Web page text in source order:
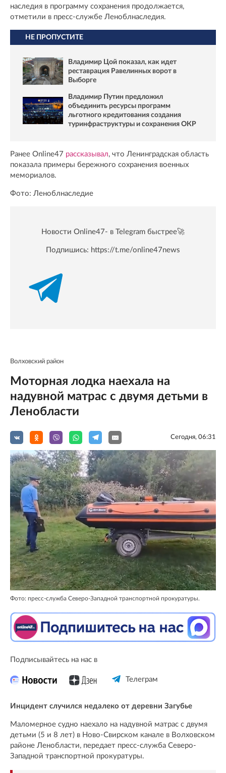
наследия в программу сохранения продолжается,
отметили в пресс-службе Леноблнаследия.
НЕ ПРОПУСТИТЕ
Владимир Цой показал, как идет
реставрация Равелинных ворот в
Выборге
Владимир Путин предложил
объединить ресурсы программ
льготного кредитования создания
туринфраструктуры и сохранения ОКР
Ранее Online47 рассказывал, что Ленинградская область
показала примеры бережного сохранения военных
мемориалов.
Фото: Леноблнаследие
Новости Online47- в Telegram быстрее🚀
Подпишись: https://t.me/online47news
Волховский район
Моторная лодка наехала на
надувной матрас с двумя детьми в
Ленобласти
Сегодня, 06:31
Фото: пресс-служба Северо-Западной транспортной прокуратуры.
Подписывайтесь на нас в
Телеграм
Инцидент случился недалеко от деревни Загубье
Маломерное судно наехало на надувной матрас с двумя
детьми (5 и 8 лет) в Ново-Свирском канале в Волховском
районе Ленобласти, передает пресс-служба Северо-
Западной транспортной прокуратуры.